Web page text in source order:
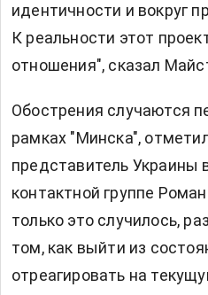
идентичности и вокруг
К реальности этот
отношения", сказал
Обострения случаются
рамках "Минска",
представитель Украины
контактной группе
только это случилось,
том, как выйти из
отреагировать на